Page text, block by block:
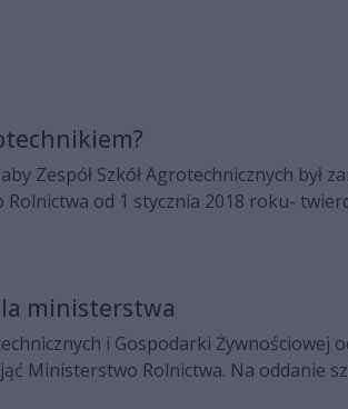
Zespół Szkół Agrotechnicznych był
od 1 stycznia 2018 roku-
intencyjną od razu zapewnia
ministerstwa
i Gospodarki Żywnościowej
Ministerstwo Rolnictwa. Na oddanie